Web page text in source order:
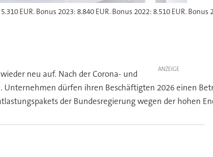
ANZEIGE
neu auf. Nach der Corona- und
dürfen ihren Beschäftigten 2026 einen
der Bundesregierung wegen der hohen